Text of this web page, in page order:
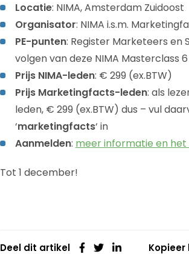
Locatie: NIMA, Amsterdam Zuidoost
Organisator: NIMA i.s.m.
PE-punten: Register Marketeers en
volgen van deze NIMA Masterclass
Prijs NIMA-leden: € 299 (ex.BTW)
Prijs Marketingfacts-leden: als
leden, € 299 (ex.BTW) dus – vul
‘marketingfacts‘ in
Aanmelden: meer informatie en
Tot 1 december!
Deel dit artikel Kopieer